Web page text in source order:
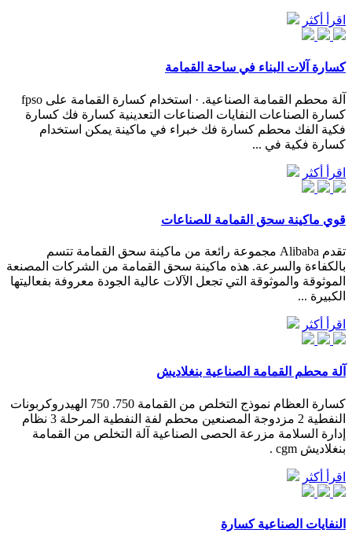
اقرأ أكثر
كسارة آلات البناء في ساحة القمامة
آلة محطم القمامة الصناعية. · استخدام كسارة القمامة على fpso
كسارة الصناعات النفايات الصناعات التعدينية كسارة فك كسارة
فكية الفك محطم كسارة فك خبراء في ماكينة يمكن استخدام
كسارة فكية في ...
اقرأ أكثر
قوي ماكينة سحق القمامة للصناعات
تقدم Alibaba مجموعة رائعة من ماكينة سحق القمامة تتسم
بالكفاءة والسرعة. هذه ماكينة سحق القمامة من الشركات المصنعة
الموثوقة والموثوقة التي تجعل الآلات عالية الجودة معروفة بفعاليتها
الكبيرة ...
اقرأ أكثر
آلة محطم القمامة الصناعية بنغلاديش
كسارة العظام نموذج التخلص من القمامة 750. 750 الهيدروكربونات
النفطية 2 مزدوجة المصنعين محطم لفة النفطية المرحلة 3 نظام
إدارة السلامة مزرعة الحصى الصناعية آلة التخلص من القمامة
بنغلاديش cgm .
اقرأ أكثر
النفايات الصناعية كسارة